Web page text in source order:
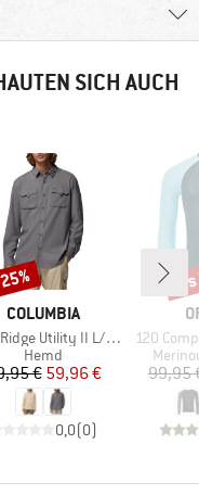
SICH AUCH
MARKE
COLUMBIA
Utility II L/S Shirt
Produktgruppe
Hemd
Preis
€reduzierter Preis
59,96 €
0,0(0)
Artikel
120 Comp
99,95